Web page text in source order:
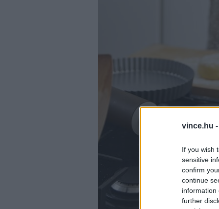
vince.hu -
If you wish
sensitive
confirm
continue
information
further